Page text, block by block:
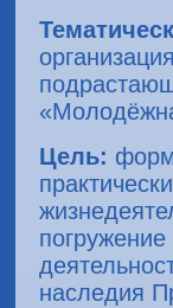
Цель:
погружение
наследия